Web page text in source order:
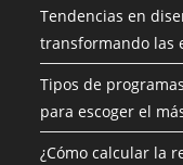
Tendencias en
transformando las
Tipos de
para escoger el
¿Cómo calcular la